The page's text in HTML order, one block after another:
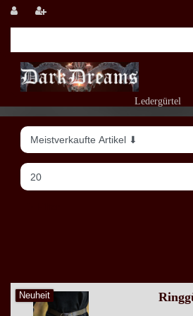
Ledergürtel
Neuheit